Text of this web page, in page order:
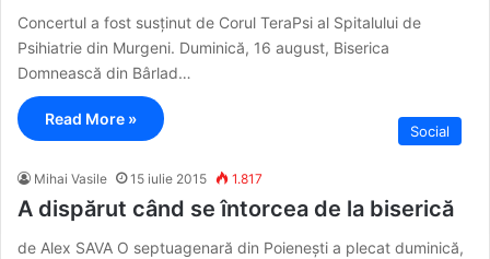
Concertul a fost susținut de Corul TeraPsi al Spitalului de
Psihiatrie din Murgeni. Duminică, 16 august, Biserica
Domnească din Bârlad…
Read More »
Social
Mihai Vasile 15 iulie 2015 1.817
A dispărut când se întorcea de la biserică
de Alex SAVA O septuagenară din Poienești a plecat duminică,